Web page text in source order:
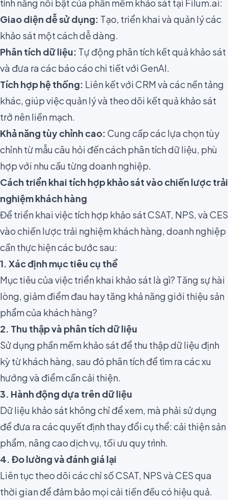
tính năng nổi bật của phần mềm khảo sát tại Filum.ai:
Giao diện dễ sử dụng: Tạo, triển khai và quản lý các
khảo sát một cách dễ dàng.
Phân tích dữ liệu: Tự động phân tích kết quả khảo sát
và đưa ra các báo cáo chi tiết với GenAI.
Tích hợp hệ thống: Liên kết với CRM và các nền tảng
khác, giúp việc quản lý và theo dõi kết quả khảo sát
trở nên liền mạch.
Khả năng tùy chỉnh cao: Cung cấp các lựa chọn tùy
chỉnh từ mẫu câu hỏi đến cách phân tích dữ liệu, phù
hợp với nhu cầu từng doanh nghiệp.
Cách triển khai tích hợp khảo sát vào chiến lược trải
nghiệm khách hàng
Để triển khai việc tích hợp khảo sát CSAT, NPS, và CES
vào chiến lược trải nghiệm khách hàng, doanh nghiệp
cần thực hiện các bước sau:
1. Xác định mục tiêu cụ thể
Mục tiêu của việc triển khai khảo sát là gì? Tăng sự hài
lòng, giảm điểm đau hay tăng khả năng giới thiệu sản
phẩm của khách hàng?
2. Thu thập và phân tích dữ liệu
Sử dụng phần mềm khảo sát để thu thập dữ liệu định
kỳ từ khách hàng, sau đó phân tích để tìm ra các xu
hướng và điểm cần cải thiện.
3. Hành động dựa trên dữ liệu
Dữ liệu khảo sát không chỉ để xem, mà phải sử dụng
để đưa ra các quyết định thay đổi cụ thể: cải thiện sản
phẩm, nâng cao dịch vụ, tối ưu quy trình.
4. Đo lường và đánh giá lại
Liên tục theo dõi các chỉ số CSAT, NPS và CES qua
thời gian để đảm bảo mọi cải tiến đều có hiệu quả.